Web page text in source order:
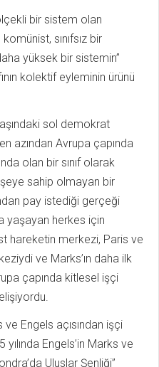
bir sistem olan
sınıfsız bir
yüksek bir sistemin”
kolektif eyleminin ürünü
sol demokrat
azından Avrupa çapında
olan bir sınıf olarak
şeye sahip olmayan bir
pay istediği gerçeği
yaşayan herkes için
hareketin merkezi, Paris ve
ve Marks’ın daha ilk
çapında kitlesel işçi
Engels açısından işçi
yılında Engels’in Marks ve
Uluslar Şenliği”